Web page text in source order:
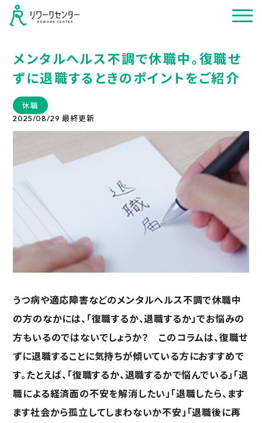
メンタルヘルス不調で休職中。復職せ
ずに退職するときのポイントをご紹介
休職
2025/08/29 最終更新
うつ病や適応障害などのメンタルヘルス不調で休職中
の方のなかには、「復職するか、退職するか」でお悩みの
方もいるのではないでしょうか？ このコラムは、復職せ
ずに退職することに気持ちが傾いている方におすすめで
す。たとえば、「復職するか、退職するかで悩んでいる」「退
職による経済面の不安を解消したい」「退職したら、ます
ます社会から孤立してしまわないか不安」「退職後に再